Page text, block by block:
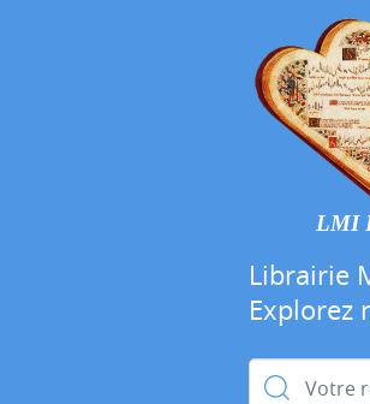
LMI
Librairie
Explorez
Rechercher :